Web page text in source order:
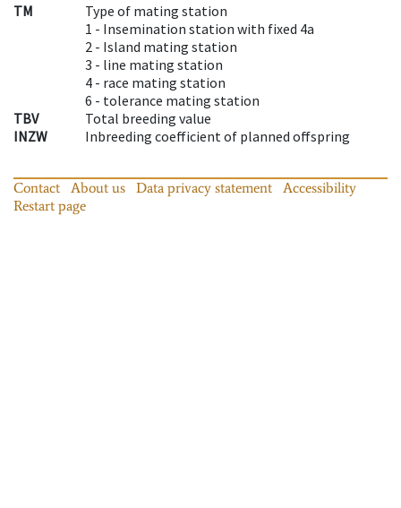
TM
Type of mating station
1 - Insemination station with fixed 4a
2 - Island mating station
3 - line mating station
4 - race mating station
6 - tolerance mating station
TBV
Total breeding value
INZW
Inbreeding coefficient of planned offspring
Contact About us Data privacy statement
Accessibility
Restart page